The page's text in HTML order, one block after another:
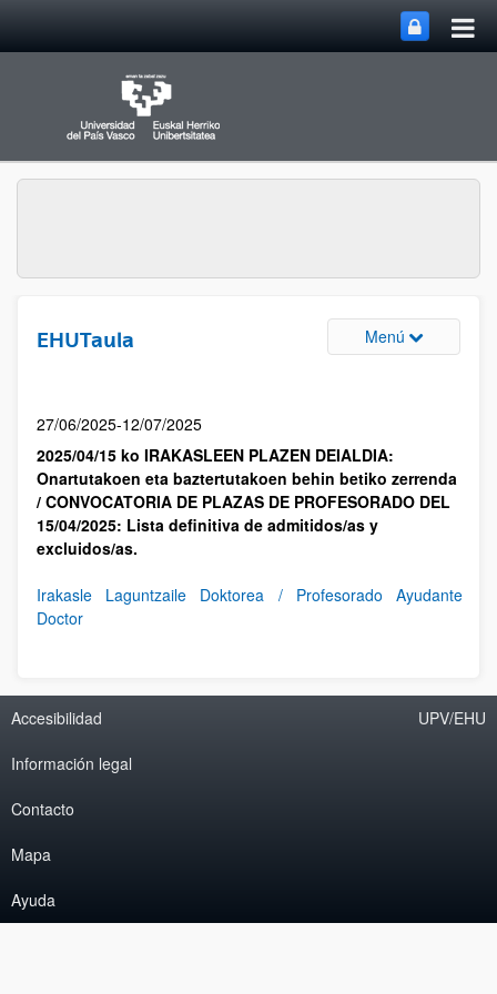
EHUTaula Menú
27/06/2025-12/07/2025
2025/04/15 ko IRAKASLEEN PLAZEN DEIALDIA:
Onartutakoen eta baztertutakoen behin betiko zerrenda
/ CONVOCATORIA DE PLAZAS DE PROFESORADO DEL
15/04/2025: Lista definitiva de admitidos/as y
excluidos/as.
Irakasle Laguntzaile Doktorea / Profesorado Ayudante
Doctor
Accesibilidad
Información legal
Contacto
Mapa
Ayuda
UPV/EHU